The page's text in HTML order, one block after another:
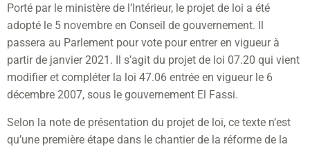
Porté par le ministère de l’Intérieur, le projet de loi a été
adopté le 5 novembre en Conseil de gouvernement. Il
passera au Parlement pour vote pour entrer en vigueur à
partir de janvier 2021. Il s’agit du projet de loi 07.20 qui vient
modifier et compléter la loi 47.06 entrée en vigueur le 6
décembre 2007, sous le gouvernement El Fassi.
Selon la note de présentation du projet de loi, ce texte n’est
qu’une première étape dans le chantier de la réforme de la